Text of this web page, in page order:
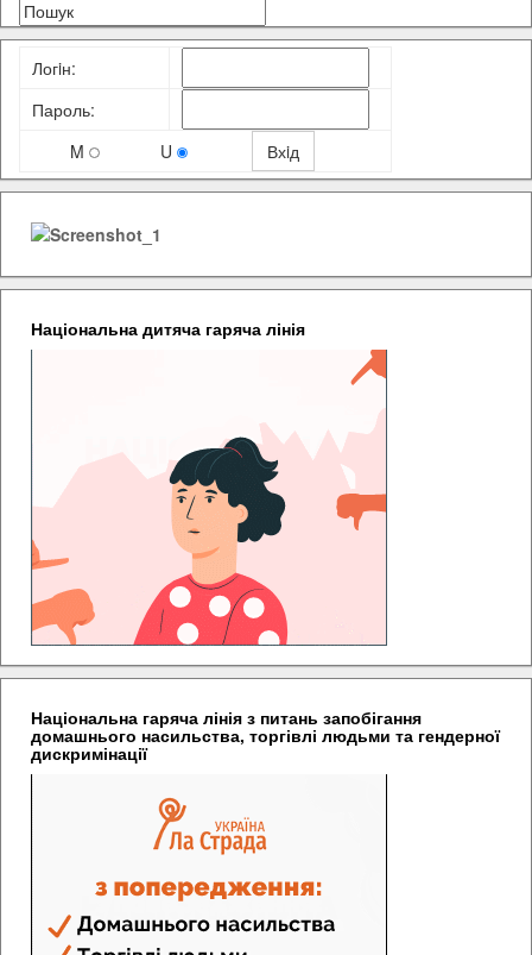
Логiн:
Пароль:
M
U
Національна дитяча гаряча лінія
Національна гаряча лінія з питань запобігання
домашнього насильства, торгівлі людьми та гендерної
дискримінації